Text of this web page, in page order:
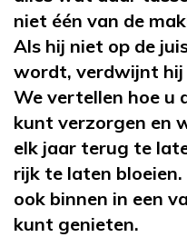
niet één van de
Als hij niet op de
wordt, verdwijnt hij
We vertellen hoe u
kunt verzorgen en
elk jaar terug te
rijk te laten
ook binnen in een
kunt genieten.